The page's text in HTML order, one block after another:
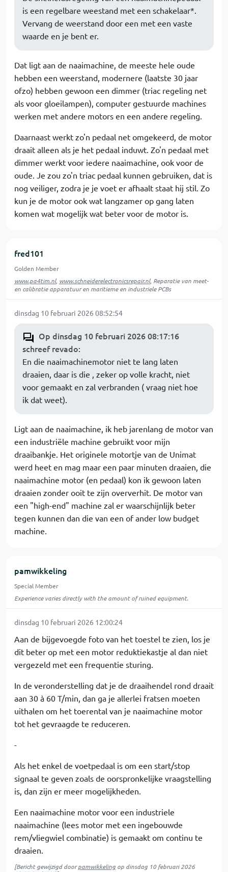
is een regelbare weestand met een schakelaar*.
Vervang de weerstand door een met een vaste
waarde en je bent er.
Dat ligt aan de naaimachine, de meeste hele oude
hebben een weerstand, modernere (laatste 30 jaar
ofzo) hebben gewoon een dimmer (triac regeling net
als voor gloeilampen), computer gestuurde machines
werken met andere motors en een andere regeling.
Daarnaast werkt zo'n pedaal net omgekeerd, de motor
draait alleen als je het pedaal induwt. Zo'n pedaal met
dimmer werkt voor iedere naaimachine, ook voor de
oude. Je zou zo'n triac pedaal kunnen gebruiken, dat is
nog veiliger, zodra je je voet er afhaalt staat hij stil. Zo
kun je de motor ook wat langzamer op gang laten
komen wat mogelijk wat beter voor de motor is.
fred101
Golden Member
www.pa4tim.nl, www.schneiderelectronicsrepair.nl, Reparatie van meet-
en calibratie apparatuur en maritieme en industriele PCBs
dinsdag 10 februari 2026 08:52:54
Op dinsdag 10 februari 2026 08:17:16
schreef revado:
En die naaimachinemotor niet te lang laten
draaien, daar is die , zeker op volle kracht, niet
voor gemaakt en zal verbranden ( vraag niet hoe
ik dat weet).
Ligt aan de naaimachine, ik heb jarenlang de motor van
een industriële machine gebruikt voor mijn
draaibankje. Het originele motortje van de Unimat
werd heet en mag maar een paar minuten draaien, die
naaimachine motor (en pedaal) kon ik gewoon laten
draaien zonder ooit te zijn oververhit. De motor van
een "high-end" machine zal er waarschijnlijk beter
tegen kunnen dan die van een of ander low budget
machine.
pamwikkeling
Special Member
Experience varies directly with the amount of ruined equipment.
dinsdag 10 februari 2026 12:00:24
Aan de bijgevoegde foto van het toestel te zien, los je
dit beter op met een motor reduktiekastje al dan niet
vergezeld met een frequentie sturing.
In de veronderstelling dat je de draaihendel rond draait
aan 30 à 60 T/min, dan ga je allerlei fratsen moeten
uithalen om het toerental van je naaimachine motor
tot het gevraagde te reduceren.
-
Als het enkel de voetpedaal is om een start/stop
signaal te geven zoals de oorspronkelijke vraagstelling
is, dan zijn er meer mogelijkheden.
Een naaimachine motor voor een industriele
naaimachine (lees motor met een ingebouwde
rem/vliegwiel combinatie) is gemaakt om continu te
draaien.
[Bericht gewijzigd doorpamwikkeling op dinsdag 10 februari 2026